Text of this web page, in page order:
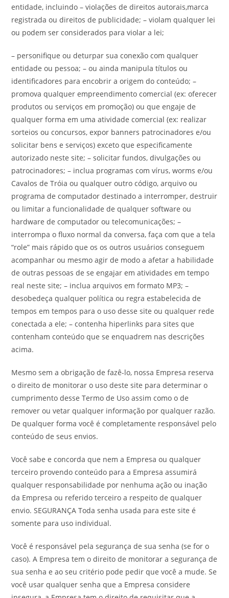
entidade, incluindo – violações de direitos autorais,marca
registrada ou direitos de publicidade; – violam qualquer lei
ou podem ser considerados para violar a lei;
– personifique ou deturpar sua conexão com qualquer
entidade ou pessoa; – ou ainda manipula títulos ou
identificadores para encobrir a origem do conteúdo; –
promova qualquer empreendimento comercial (ex: oferecer
produtos ou serviços em promoção) ou que engaje de
qualquer forma em uma atividade comercial (ex: realizar
sorteios ou concursos, expor banners patrocinadores e/ou
solicitar bens e serviços) exceto que especificamente
autorizado neste site; – solicitar fundos, divulgações ou
patrocinadores; – inclua programas com vírus, worms e/ou
Cavalos de Tróia ou qualquer outro código, arquivo ou
programa de computador destinado a interromper, destruir
ou limitar a funcionalidade de qualquer software ou
hardware de computador ou telecomunicações; –
interrompa o fluxo normal da conversa, faça com que a tela
“role” mais rápido que os os outros usuários conseguem
acompanhar ou mesmo agir de modo a afetar a habilidade
de outras pessoas de se engajar em atividades em tempo
real neste site; – inclua arquivos em formato MP3; –
desobedeça qualquer política ou regra estabelecida de
tempos em tempos para o uso desse site ou qualquer rede
conectada a ele; – contenha hiperlinks para sites que
contenham conteúdo que se enquadrem nas descrições
acima.
Mesmo sem a obrigação de fazê-lo, nossa Empresa reserva
o direito de monitorar o uso deste site para determinar o
cumprimento desse Termo de Uso assim como o de
remover ou vetar qualquer informação por qualquer razão.
De qualquer forma você é completamente responsável pelo
conteúdo de seus envios.
Você sabe e concorda que nem a Empresa ou qualquer
terceiro provendo conteúdo para a Empresa assumirá
qualquer responsabilidade por nenhuma ação ou inação
da Empresa ou referido terceiro a respeito de qualquer
envio. SEGURANÇA Toda senha usada para este site é
somente para uso individual.
Você é responsável pela segurança de sua senha (se for o
caso). A Empresa tem o direito de monitorar a segurança de
sua senha e ao seu critério pode pedir que você a mude. Se
você usar qualquer senha que a Empresa considere